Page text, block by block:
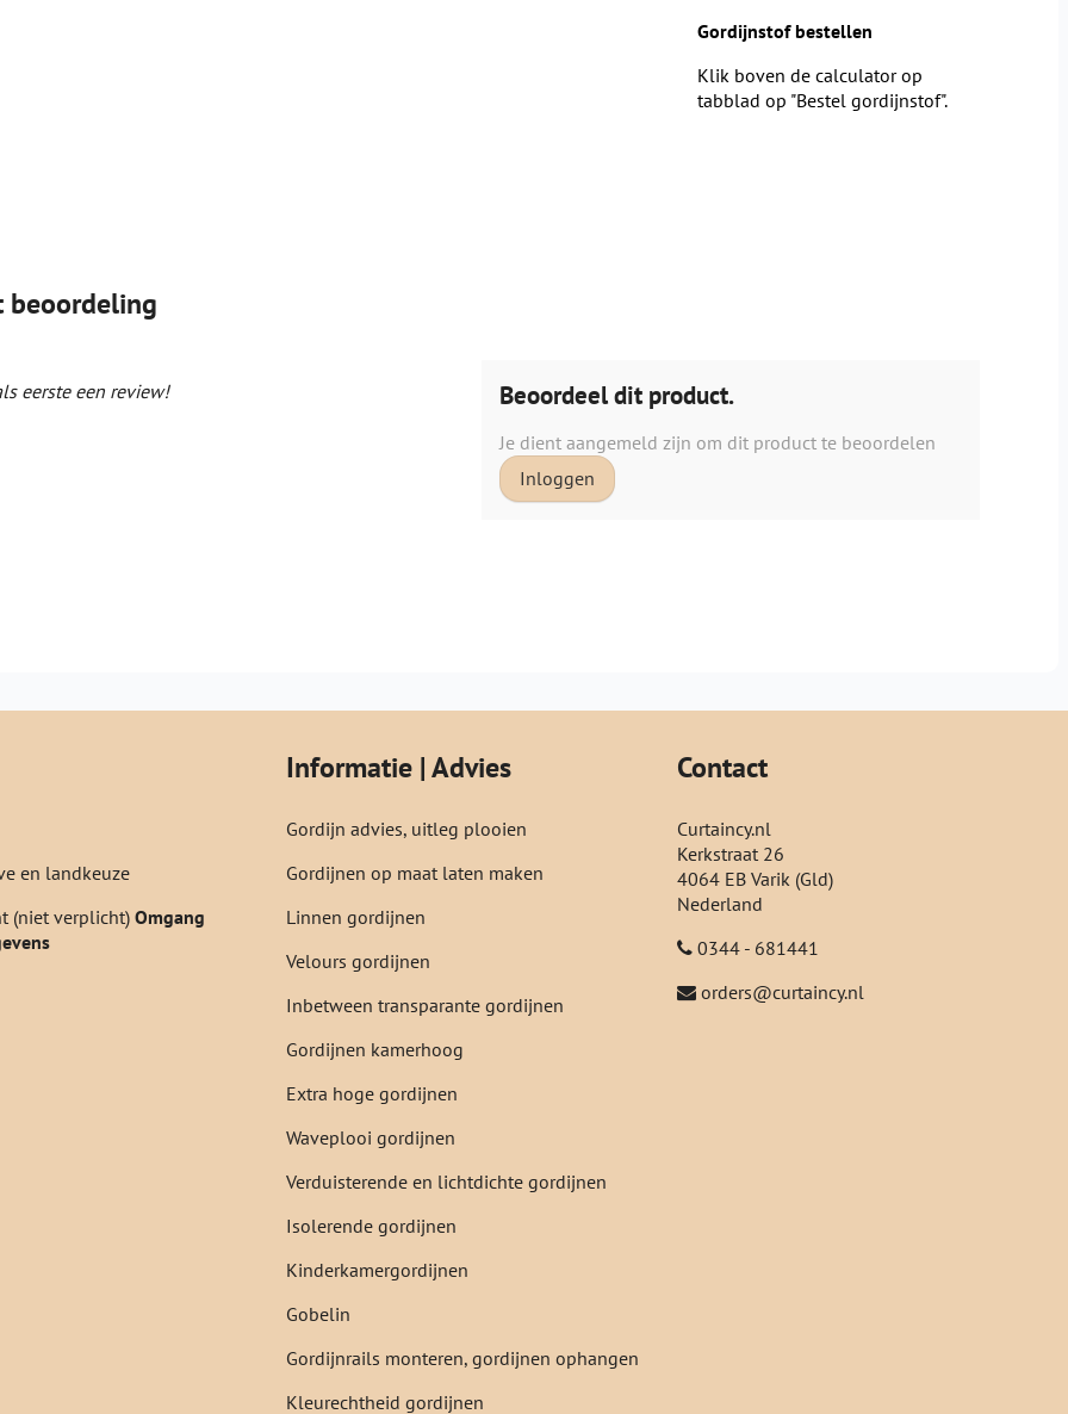
Gordijnstof bestellen
Klik boven de calculator op
tabblad op "Bestel gordijnstof".
beoordeling
eerste een review! Beoordeel dit product.
Je dient aangemeld zijn om dit product te beoordelen
Inloggen
en landkeuze
(niet verplicht) Omgang
Informatie | Advies
Gordijn advies, uitleg plooien
Gordijnen op maat laten maken
Linnen gordijnen
Velours gordijnen
Inbetween transparante gordijnen
Gordijnen kamerhoog
Extra hoge gordijnen
Waveplooi gordijnen
Verduisterende en lichtdichte gordijnen
Isolerende gordijnen
Kinderkamergordijnen
Gobelin
Gordijnrails monteren, gordijnen ophangen
Kleurechtheid gordijnen
Contact
Curtaincy.nl
Kerkstraat 26
4064 EB Varik (Gld)
Nederland
0344 - 681441
orders@curtaincy.nl